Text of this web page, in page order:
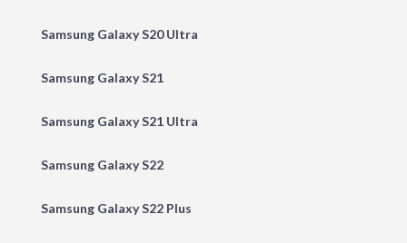
Samsung Galaxy S20 Ultra
Samsung Galaxy S21
Samsung Galaxy S21 Ultra
Samsung Galaxy S22
Samsung Galaxy S22 Plus